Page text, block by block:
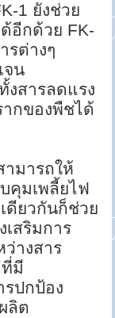
1 ยังช่วย
อีกด้วย FK-
รต่างๆ
จน
สารลดแรง
กของพืชได้
ามารถให้
คุมเพลี้ยไฟ
ดียวกันก็ช่วย
สริมการ
างสาร
มี
ปกป้อง
ลิต